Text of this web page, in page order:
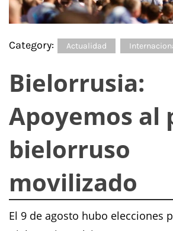
Category: Actualidad
Bielorrusia:
Apoyemos al
bielorruso
movilizado
El 9 de agosto hubo elecciones